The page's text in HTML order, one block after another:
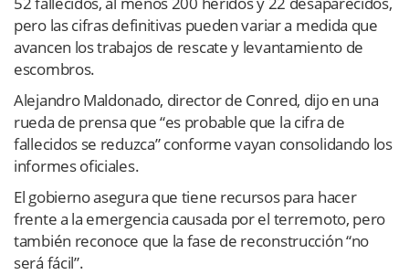
pero las cifras definitivas pueden variar a medida que
avancen los trabajos de rescate y levantamiento de
escombros.
Alejandro Maldonado, director de Conred, dijo en una
rueda de prensa que “es probable que la cifra de
fallecidos se reduzca” conforme vayan consolidando los
informes oficiales.
El gobierno asegura que tiene recursos para hacer
frente a la emergencia causada por el terremoto, pero
también reconoce que la fase de reconstrucción “no
será fácil”.